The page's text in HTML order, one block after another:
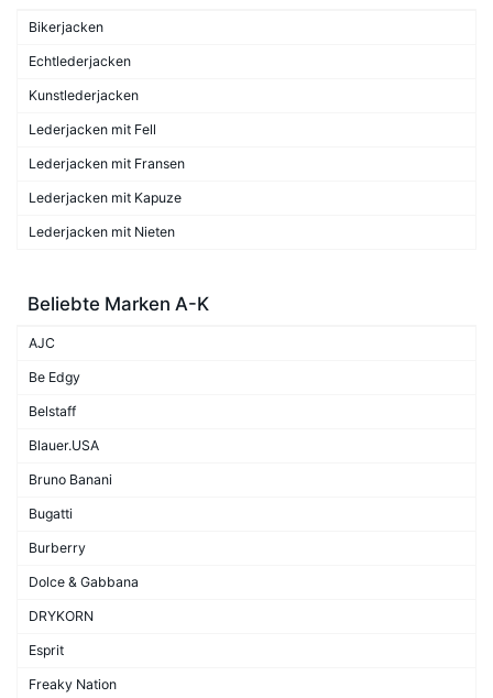
Bikerjacken
Echtlederjacken
Kunstlederjacken
Lederjacken mit Fell
Lederjacken mit Fransen
Lederjacken mit Kapuze
Lederjacken mit Nieten
Beliebte Marken A-K
AJC
Be Edgy
Belstaff
Blauer.USA
Bruno Banani
Bugatti
Burberry
Dolce & Gabbana
DRYKORN
Esprit
Freaky Nation